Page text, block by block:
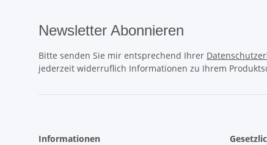
Newsletter Abonnieren
Bitte senden Sie mir entsprechend Ihrer
jederzeit widerruflich Informationen zu Ihrem
Informationen